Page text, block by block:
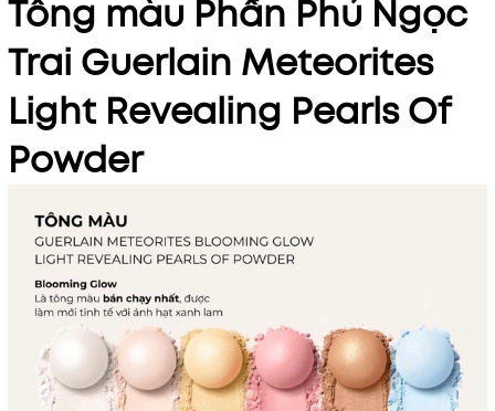
Tông màu Phấn Phủ Ngọc
Trai Guerlain Meteorites
Light Revealing Pearls Of
Powder